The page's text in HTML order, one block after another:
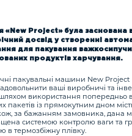
«New Project» була заснована в
досвід у створенні
для пакування
продуктів харчування.
пакувальні машини New Project
ваші виробничі та
використання попередньо
пакетів із прямокутним дном
за бажанням замовника,
системою контролю ваги та
в термозбіжну плівку.